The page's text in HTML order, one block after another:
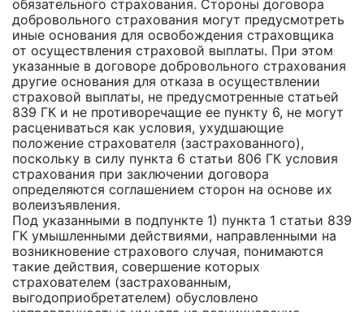
обязательного страхования. Стороны договора
добровольного страхования могут предусмотреть
иные основания для освобождения страховщика
от осуществления страховой выплаты. При этом
указанные в договоре добровольного страхования
другие основания для отказа в осуществлении
страховой выплаты, не предусмотренные статьей
839 ГК и не противоречащие ее пункту 6, не могут
расцениваться как условия, ухудшающие
положение страхователя (застрахованного),
поскольку в силу пункта 6 статьи 806 ГК условия
страхования при заключении договора
определяются соглашением сторон на основе их
волеизъявления.
Под указанными в подпункте 1) пункта 1 статьи 839
ГК умышленными действиями, направленными на
возникновение страхового случая, понимаются
такие действия, совершение которых
страхователем (застрахованным,
выгодоприобретателем) обусловлено